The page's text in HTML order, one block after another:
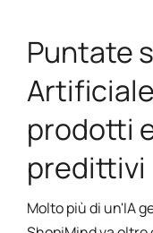
Puntate
prodotti
predittivi
Molto più di un'IA